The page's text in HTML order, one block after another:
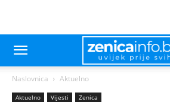
Naslovnica Aktuelno
Aktuelno Vijesti Zenica